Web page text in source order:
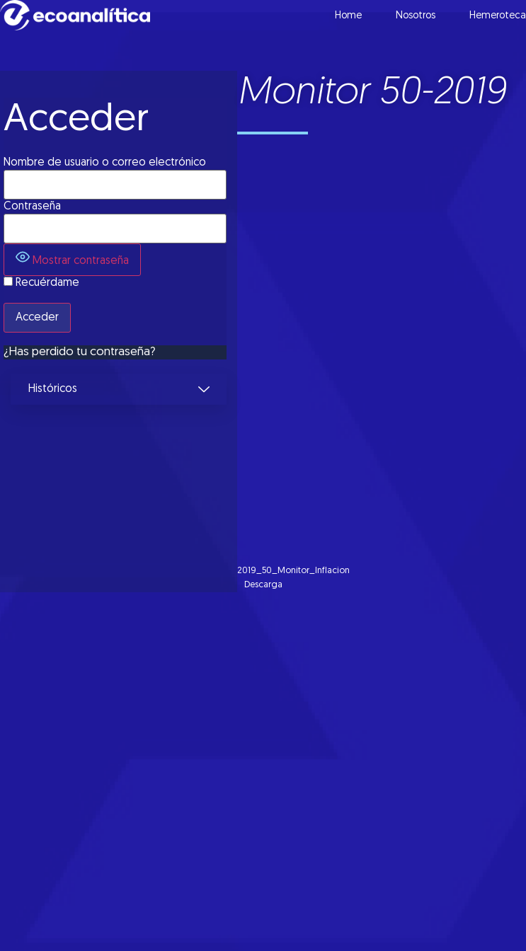
Home Nosotros Hemeroteca
Acceder
Nombre de usuario o correo electrónico
Contraseña
Mostrar contraseña
Recuérdame
¿Has perdido tu contraseña?
Históricos
Monitor 50-2019
2019_50_Monitor_Inflacion
Descarga